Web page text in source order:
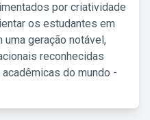
por criatividade
os estudantes em
uma geração notável,
reconhecidas
do mundo -